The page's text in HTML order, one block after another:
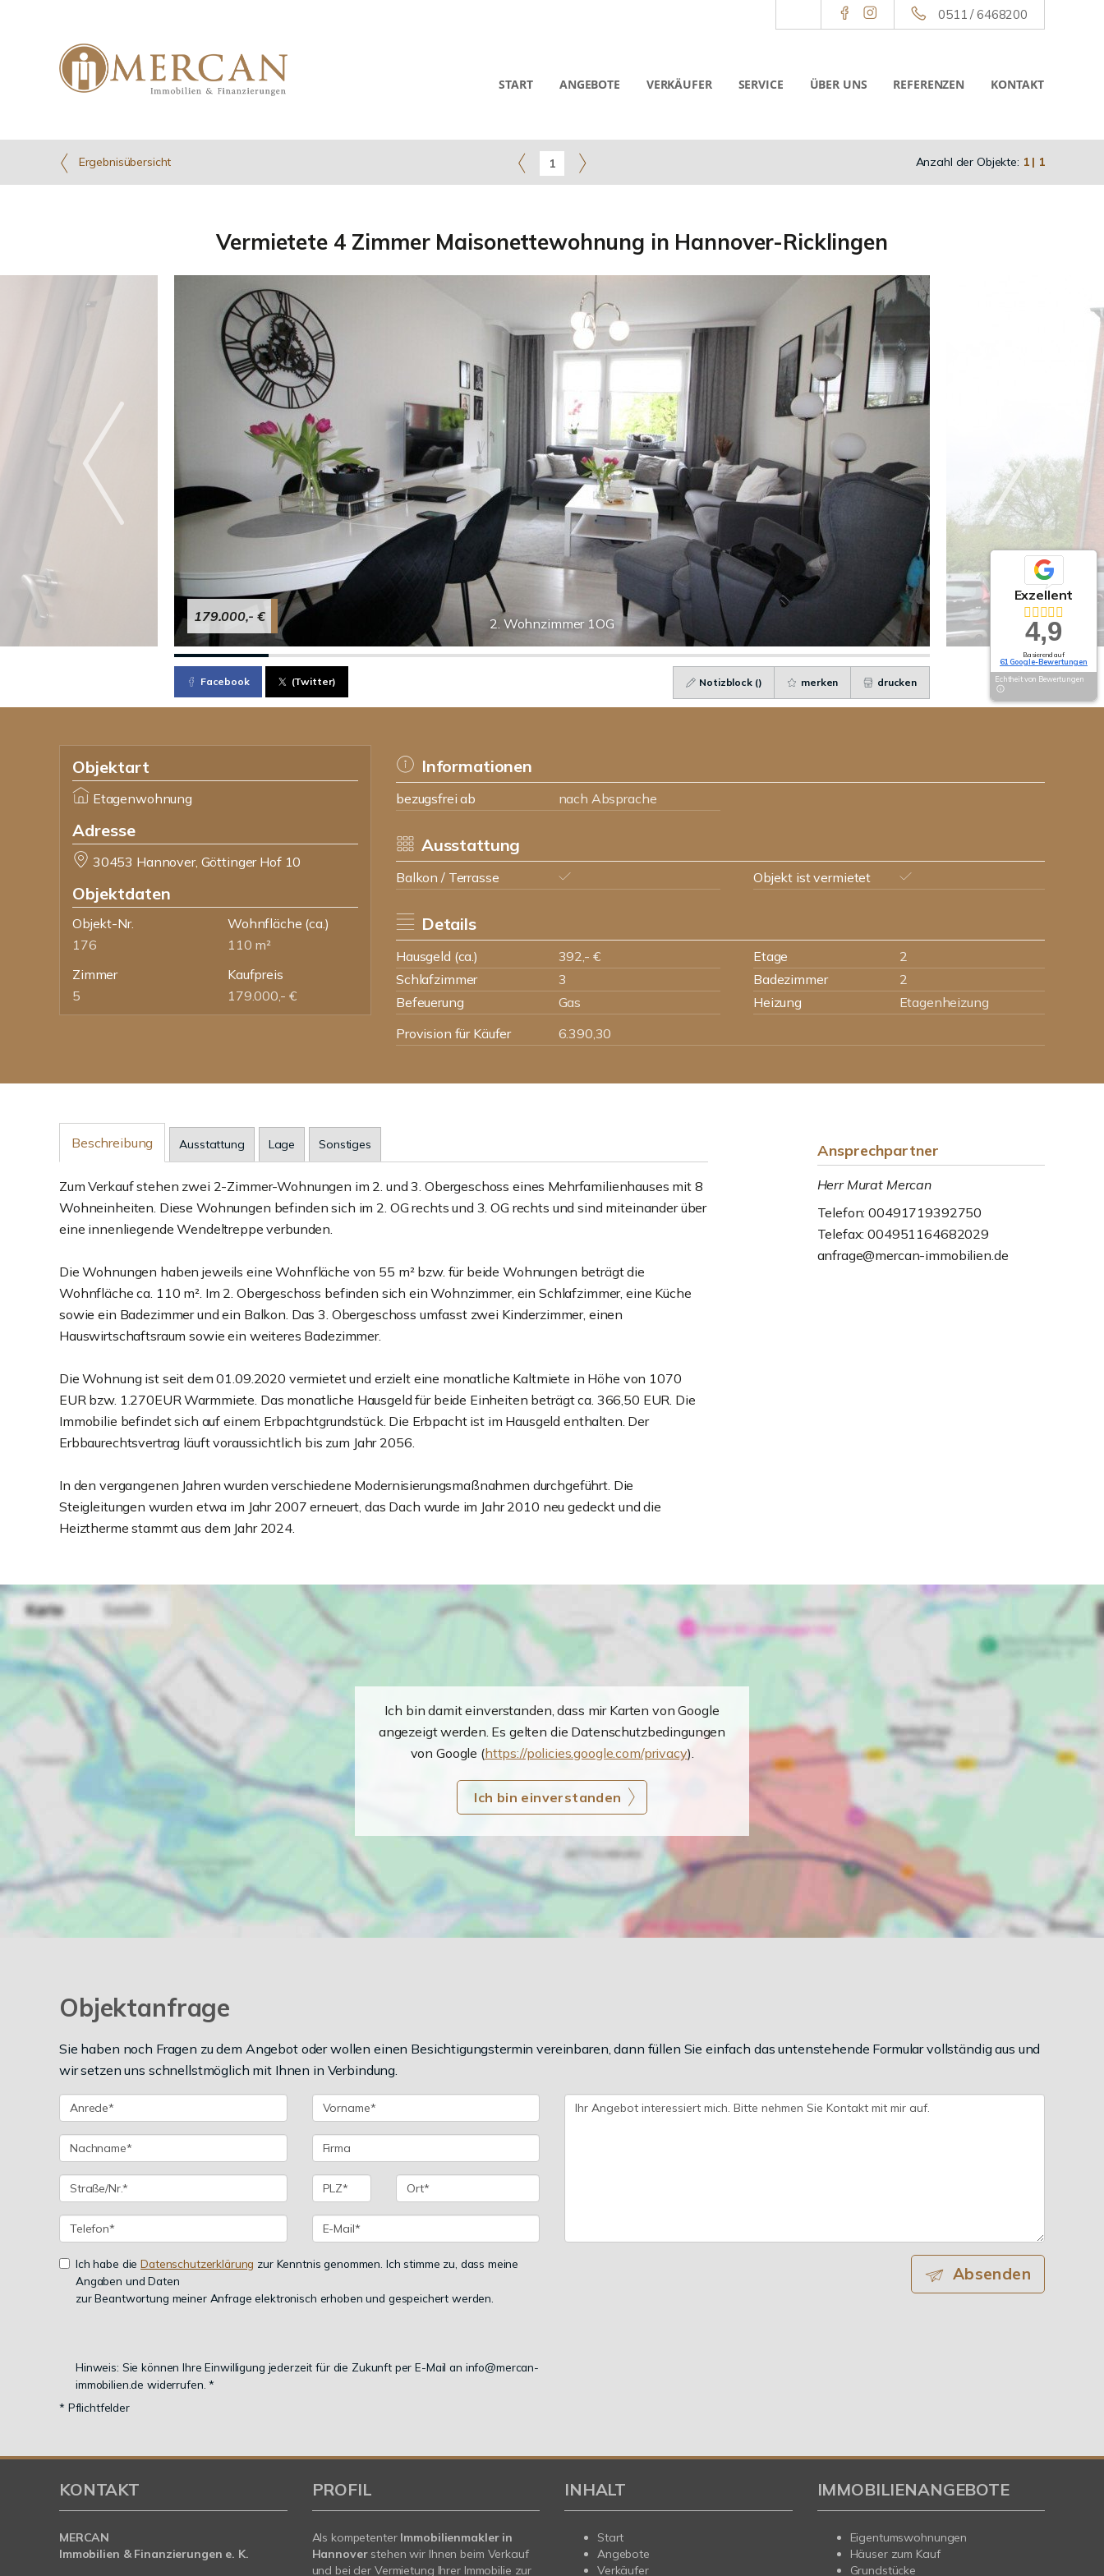
0511 / 6468200
START ANGEBOTE VERKÄUFER SERVICE ÜBER UNS REFERENZEN KONTAKT
Ergebnisübersicht 1 Anzahl der Objekte: 1 | 1
Vermietete 4 Zimmer Maisonettewohnung in Hannover-Ricklingen
2. Wohnzimmer 1OG
179.000,- €
Facebook (Twitter) Notizblock () merken drucken
Objektart
Etagenwohnung
Adresse
30453 Hannover, Göttinger Hof 10
Objektdaten
Objekt-Nr.
176
Wohnfläche (ca.)
110 m²
Zimmer
5
Kaufpreis
179.000,- €
Informationen
bezugsfrei ab nach Absprache
Ausstattung
Balkon / Terrasse Objekt ist vermietet
Details
Hausgeld (ca.) 392,- € Etage
2
Schlafzimmer
3 Badezimmer
2
Befeuerung
Gas Heizung
Etagenheizung
Provision für Käufer
6.390,30
Beschreibung Ausstattung Lage Sonstiges
Zum Verkauf stehen zwei 2-Zimmer-Wohnungen im 2. und 3. Obergeschoss eines Mehrfamilienhauses mit 8
Wohneinheiten. Diese Wohnungen befinden sich im 2. OG rechts und 3. OG rechts und sind miteinander über
eine innenliegende Wendeltreppe verbunden.
Die Wohnungen haben jeweils eine Wohnfläche von 55 m² bzw. für beide Wohnungen beträgt die
Wohnfläche ca. 110 m². Im 2. Obergeschoss befinden sich ein Wohnzimmer, ein Schlafzimmer, eine Küche
sowie ein Badezimmer und ein Balkon. Das 3. Obergeschoss umfasst zwei Kinderzimmer, einen
Hauswirtschaftsraum sowie ein weiteres Badezimmer.
Die Wohnung ist seit dem 01.09.2020 vermietet und erzielt eine monatliche Kaltmiete in Höhe von 1070
EUR bzw. 1.270EUR Warmmiete. Das monatliche Hausgeld für beide Einheiten beträgt ca. 366,50 EUR. Die
Immobilie befindet sich auf einem Erbpachtgrundstück. Die Erbpacht ist im Hausgeld enthalten. Der
Erbbaurechtsvertrag läuft voraussichtlich bis zum Jahr 2056.
In den vergangenen Jahren wurden verschiedene Modernisierungsmaßnahmen durchgeführt. Die
Steigleitungen wurden etwa im Jahr 2007 erneuert, das Dach wurde im Jahr 2010 neu gedeckt und die
Heiztherme stammt aus dem Jahr 2024.
Ansprechpartner
Herr Murat Mercan
Telefon: 00491719392750
Telefax: 004951164682029
anfrage@mercan-immobilien.de
Ich bin damit einverstanden, dass mir Karten von Google
angezeigt werden. Es gelten die Datenschutzbedingungen
von Google (https://policies.google.com/privacy).
Ich bin einverstanden
Objektanfrage
Sie haben noch Fragen zu dem Angebot oder wollen einen Besichtigungstermin vereinbaren, dann füllen Sie einfach das untenstehende Formular vollständig aus und
wir setzen uns schnellstmöglich mit Ihnen in Verbindung.
Ich habe dieDatenschutzerklärung zur Kenntnis genommen. Ich stimme zu, dass meine
Angaben und Daten
zur Beantwortung meiner Anfrage elektronisch erhoben und gespeichert werden.
Hinweis: Sie können Ihre Einwilligung jederzeit für die Zukunft per E-Mail an info@mercan-
immobilien.de widerrufen. *
* Pflichtfelder
Absenden
Exzellent
4,9
Basierend auf
61 Google-Bewertungen
Echtheit von Bewertungen
KONTAKT
MERCAN
Immobilien & Finanzierungen e. K.
PROFIL
Als kompetenter Immobilienmakler in
Hannoverstehen wir Ihnen beim Verkauf
und bei der Vermietung Ihrer Immobilie zur
INHALT
Start
Angebote
Verkäufer
IMMOBILIENANGEBOTE
Eigentumswohnungen
Häuser zum Kauf
Grundstücke